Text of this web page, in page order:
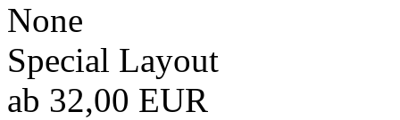
None
Special Layout
ab 32,00 EUR